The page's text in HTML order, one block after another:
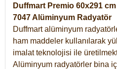
Duffmart Premio 60x291
7047 Alüminyum Radyatör
Duffmart alüminyum
ham maddeler kullanılarak
imalat teknolojisi ile
Alüminyum radyatörler bina